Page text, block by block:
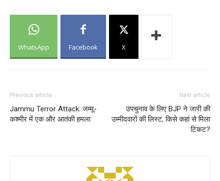
WhatsApp Facebook X
Previous article
Jammu Terror Attack: जम्मू-
कश्मीर में एक और आतंकी हमला
Next article
उपचुनाव के लिए BJP ने जारी की
उम्मीदवारों की लिस्ट, क‍िसे कहां से म‍िला
ट‍िकट?